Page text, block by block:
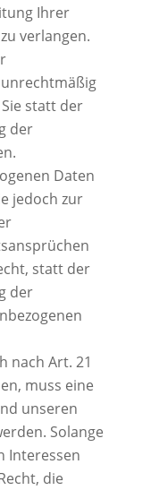
Ihrer
verlangen.
statt der
der
Daten
jedoch zur
statt der
der
nach Art. 21
muss eine
unseren
Solange
Interessen
die